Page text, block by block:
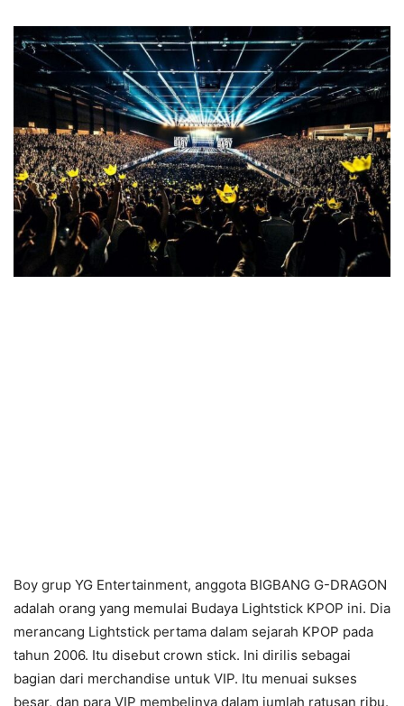
Boy grup YG Entertainment, anggota BIGBANG G-DRAGON
adalah orang yang memulai Budaya Lightstick KPOP ini. Dia
merancang Lightstick pertama dalam sejarah KPOP pada
tahun 2006. Itu disebut crown stick. Ini dirilis sebagai
bagian dari merchandise untuk VIP. Itu menuai sukses
besar, dan para VIP membelinya dalam jumlah ratusan ribu.